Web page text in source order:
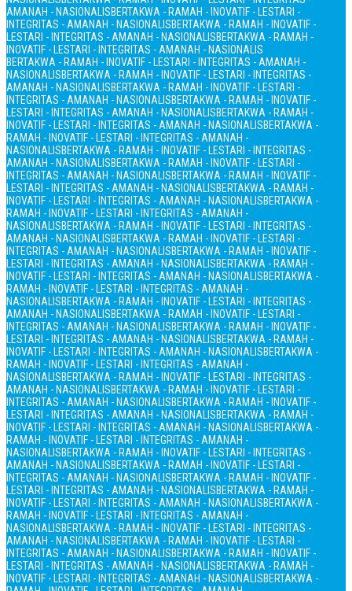
AMANAH - NASIONALISBERTAKWA - RAMAH - INOVATIF - LESTARI -
INTEGRITAS - AMANAH - NASIONALISBERTAKWA - RAMAH - INOVATIF -
LESTARI - INTEGRITAS - AMANAH - NASIONALISBERTAKWA - RAMAH -
INOVATIF - LESTARI - INTEGRITAS - AMANAH - NASIONALIS
BERTAKWA - RAMAH - INOVATIF - LESTARI - INTEGRITAS - AMANAH -
NASIONALISBERTAKWA - RAMAH - INOVATIF - LESTARI - INTEGRITAS -
AMANAH - NASIONALISBERTAKWA - RAMAH - INOVATIF - LESTARI -
INTEGRITAS - AMANAH - NASIONALISBERTAKWA - RAMAH - INOVATIF -
LESTARI - INTEGRITAS - AMANAH - NASIONALISBERTAKWA - RAMAH -
INOVATIF - LESTARI - INTEGRITAS - AMANAH - NASIONALISBERTAKWA -
RAMAH - INOVATIF - LESTARI - INTEGRITAS - AMANAH -
NASIONALISBERTAKWA - RAMAH - INOVATIF - LESTARI - INTEGRITAS -
AMANAH - NASIONALISBERTAKWA - RAMAH - INOVATIF - LESTARI -
INTEGRITAS - AMANAH - NASIONALISBERTAKWA - RAMAH - INOVATIF -
LESTARI - INTEGRITAS - AMANAH - NASIONALISBERTAKWA - RAMAH -
INOVATIF - LESTARI - INTEGRITAS - AMANAH - NASIONALISBERTAKWA -
RAMAH - INOVATIF - LESTARI - INTEGRITAS - AMANAH -
NASIONALISBERTAKWA - RAMAH - INOVATIF - LESTARI - INTEGRITAS -
AMANAH - NASIONALISBERTAKWA - RAMAH - INOVATIF - LESTARI -
INTEGRITAS - AMANAH - NASIONALISBERTAKWA - RAMAH - INOVATIF -
LESTARI - INTEGRITAS - AMANAH - NASIONALISBERTAKWA - RAMAH -
INOVATIF - LESTARI - INTEGRITAS - AMANAH - NASIONALISBERTAKWA -
RAMAH - INOVATIF - LESTARI - INTEGRITAS - AMANAH -
NASIONALISBERTAKWA - RAMAH - INOVATIF - LESTARI - INTEGRITAS -
AMANAH - NASIONALISBERTAKWA - RAMAH - INOVATIF - LESTARI -
INTEGRITAS - AMANAH - NASIONALISBERTAKWA - RAMAH - INOVATIF -
LESTARI - INTEGRITAS - AMANAH - NASIONALISBERTAKWA - RAMAH -
INOVATIF - LESTARI - INTEGRITAS - AMANAH - NASIONALISBERTAKWA -
RAMAH - INOVATIF - LESTARI - INTEGRITAS - AMANAH -
NASIONALISBERTAKWA - RAMAH - INOVATIF - LESTARI - INTEGRITAS -
AMANAH - NASIONALISBERTAKWA - RAMAH - INOVATIF - LESTARI -
INTEGRITAS - AMANAH - NASIONALISBERTAKWA - RAMAH - INOVATIF -
LESTARI - INTEGRITAS - AMANAH - NASIONALISBERTAKWA - RAMAH -
INOVATIF - LESTARI - INTEGRITAS - AMANAH - NASIONALISBERTAKWA -
RAMAH - INOVATIF - LESTARI - INTEGRITAS - AMANAH -
NASIONALISBERTAKWA - RAMAH - INOVATIF - LESTARI - INTEGRITAS -
AMANAH - NASIONALISBERTAKWA - RAMAH - INOVATIF - LESTARI -
INTEGRITAS - AMANAH - NASIONALISBERTAKWA - RAMAH - INOVATIF -
LESTARI - INTEGRITAS - AMANAH - NASIONALISBERTAKWA - RAMAH -
INOVATIF - LESTARI - INTEGRITAS - AMANAH - NASIONALISBERTAKWA -
RAMAH - INOVATIF - LESTARI - INTEGRITAS - AMANAH -
NASIONALISBERTAKWA - RAMAH - INOVATIF - LESTARI - INTEGRITAS -
AMANAH - NASIONALISBERTAKWA - RAMAH - INOVATIF - LESTARI -
INTEGRITAS - AMANAH - NASIONALISBERTAKWA - RAMAH - INOVATIF -
LESTARI - INTEGRITAS - AMANAH - NASIONALISBERTAKWA - RAMAH -
INOVATIF - LESTARI - INTEGRITAS - AMANAH - NASIONALISBERTAKWA -